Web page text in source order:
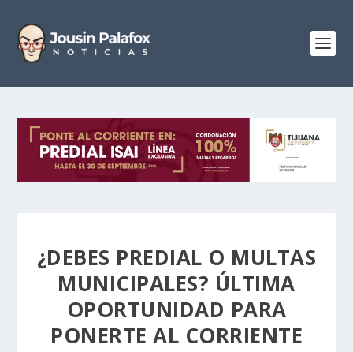
¿DEBES PREDIAL O MULTAS
MUNICIPALES? ÚLTIMA
OPORTUNIDAD PARA
PONERTE AL CORRIENTE